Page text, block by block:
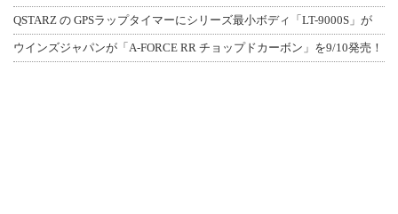
QSTARZ の GPSラップタイマーにシリーズ最小ボディ「LT-9000S」が
ウインズジャパンが「A-FORCE RR チョップドカーボン」を9/10発売！